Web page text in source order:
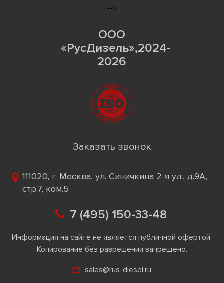
-->
ООО
«РусДизель»,2024-
2026
Заказать звонок
111020, г. Москва, ул. Синичкина 2-я ул., д.9А,
стр.7, ком.5
7 (495) 150-33-48
Информация на сайте не является публичной офертой.
Копирование без разрешения запрещено.
sales@rus-diesel.ru